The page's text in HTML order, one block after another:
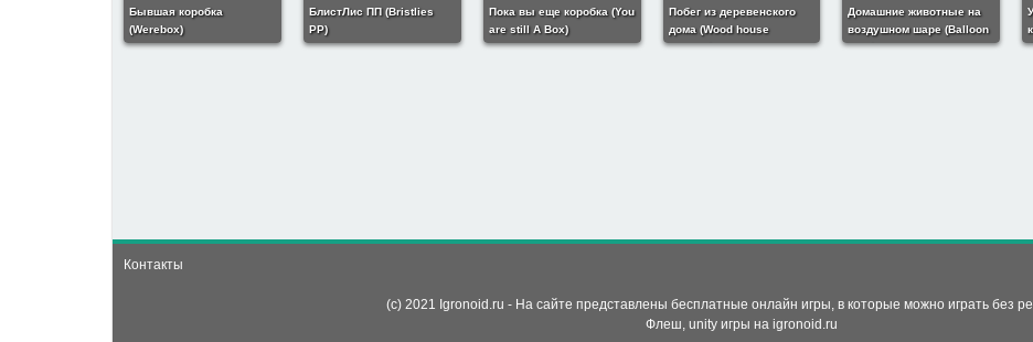
Бывшая коробка
(Werebox)
БлистЛис ПП (Bristlies
PP)
Пока вы еще коробка (You
are still A Box)
Побег из деревенского
дома (Wood house
escape)
Домашние животные на
воздушном шаре (Balloon
pets)
Контакты
(c) 2021 Igronoid.ru - На сайте представлены бесплатные онлайн игры, в которые можно играть без
Флеш, unity игры на igronoid.ru